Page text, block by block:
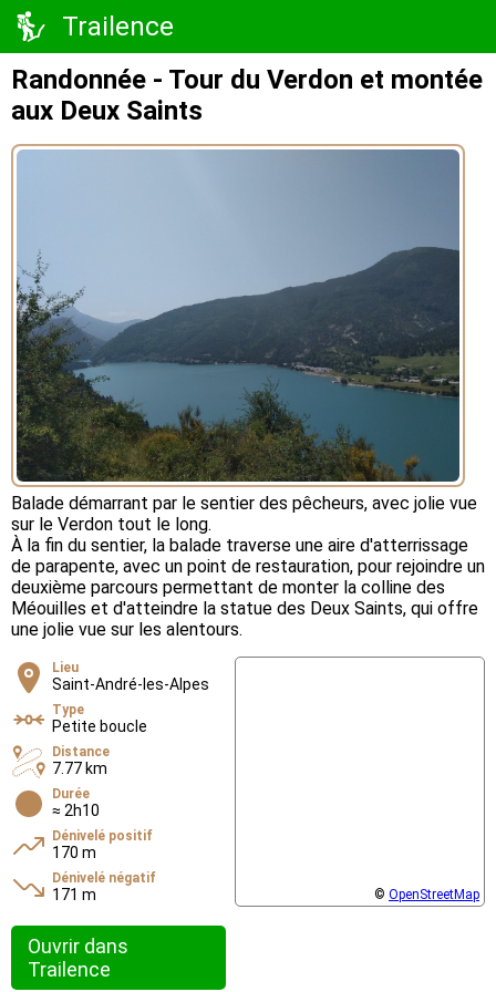
Trailence
Randonnée - Tour du Verdon et montée
aux Deux Saints
Balade démarrant par le sentier des pêcheurs, avec jolie vue
sur le Verdon tout le long.
À la fin du sentier, la balade traverse une aire d'atterrissage
de parapente, avec un point de restauration, pour rejoindre un
deuxième parcours permettant de monter la colline des
Méouilles et d'atteindre la statue des Deux Saints, qui offre
une jolie vue sur les alentours.
Lieu
Saint-André-les-Alpes
Type
Petite boucle
Distance
7.77 km
Durée
≈ 2h10
Dénivelé positif
170 m
Dénivelé négatif
171 m
Ouvrir dans
Trailence
© OpenStreetMap